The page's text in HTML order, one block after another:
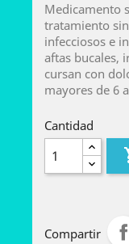
Medicamento
tratamiento
infecciosos e
aftas bucales,
cursan con
mayores de 6
Cantidad
Compartir